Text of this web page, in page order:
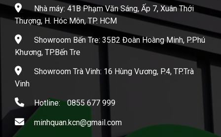
Nhà máy: 41B Phạm Văn Sáng, Ấp 7, Xuân Thới
Thượng, H. Hóc Môn, TP. HCM
Showroom Bến Tre: 35B2 Đoàn Hoàng Minh, P.Phú
Khương, TP.Bến Tre
Showroom Trà Vinh: 16 Hùng Vương, P.4, TP.Trà
Vinh
Hotline: 0855 677 999
minhquan.kcn@gmail.com